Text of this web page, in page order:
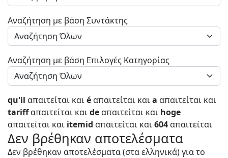
Αναζήτηση με βάση Συντάκτης
Αναζήτηση με βάση Επιλογές Κατηγορίας
qu'il απαιτείται καιéαπαιτείται καιa απαιτείται και
tariffαπαιτείται καιdeαπαιτείται και hoge
απαιτείται και itemid απαιτείται και604απαιτείται
Δεν βρέθηκαν αποτελέσματα
Δεν βρέθηκαν αποτελέσματα (στα ελληνικά) για το